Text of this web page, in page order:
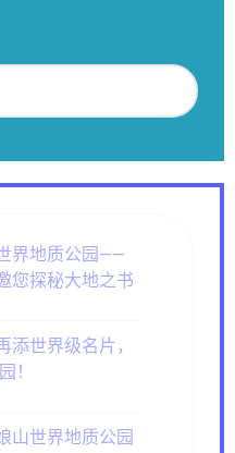
界地质公园——
您探秘大地之书
添世界级名片，
！
山世界地质公园